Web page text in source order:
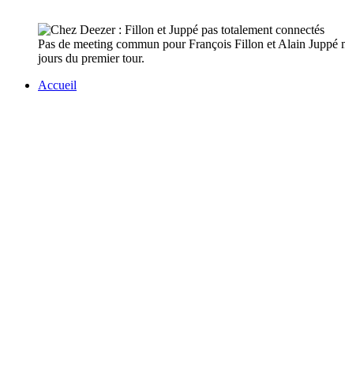
Pas de meeting commun pour François Fillon et Alain Juppé
jours du premier tour.
Accueil